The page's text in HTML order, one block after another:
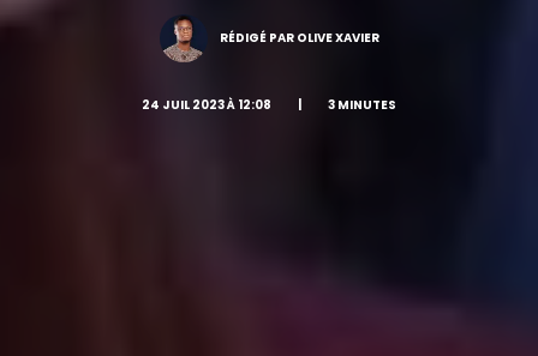
RÉDIGÉ PAR OLIVE XAVIER
24 JUIL 2023 À 12:08 | 3 MINUTES